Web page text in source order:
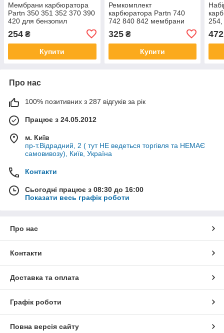
Мембрани карбюратора
Partn 350 351 352 370 390
420 для бензопил
254 ₴
Купити
Ремкомплект
карбюратора Partn 740
742 840 842 мембрани
для бензопил Партн 740
325₴
Купити
472
Про нас
100% позитивних з 287 відгуків за рік
Працює з 24.05.2012
м. Київ
пр-т.Відрадний, 2 ( тут НЕ ведеться торгівля та НЕМАЄ
самовивозу), Київ, Україна
Контакти
Сьогодні працює з 08:30 до 16:00
Показати весь графік роботи
Про нас
Контакти
Доставка та оплата
Графік роботи
Повна версія сайту